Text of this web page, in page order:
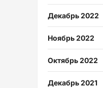
Декабрь 2022
Ноябрь 2022
Октябрь 2022
Декабрь 2021